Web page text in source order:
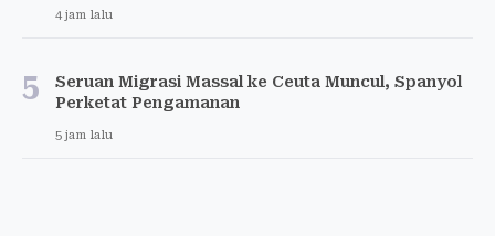
4 jam lalu
5
Seruan Migrasi Massal ke Ceuta Muncul, Spanyol
Perketat Pengamanan
5 jam lalu